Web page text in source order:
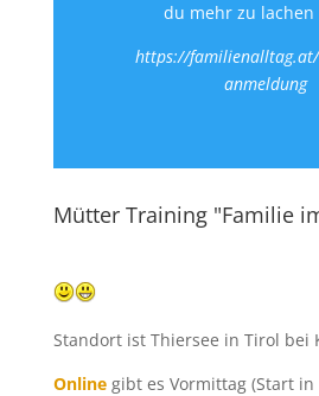
du mehr zu
https://
anmeldung
Mütter Training "Familie
Standort ist Thiersee in Tirol bei
Onlinegibt es Vormittag (Start in